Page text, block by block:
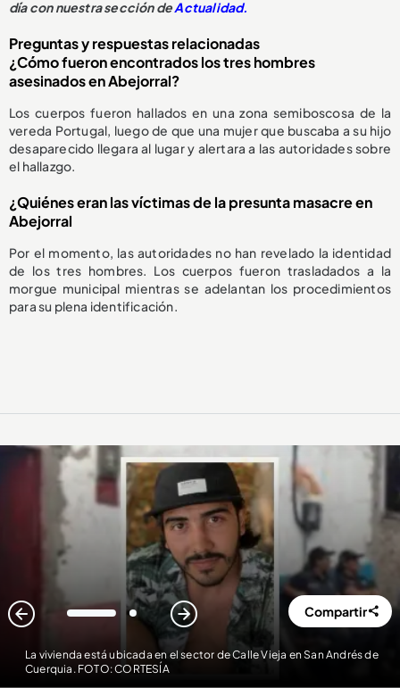
día con nuestra sección deActualidad.
Preguntas y respuestas relacionadas
¿Cómo fueron encontrados los tres hombres
asesinados en Abejorral?
Los cuerpos fueron hallados en una zona semiboscosa de la
vereda Portugal, luego de que una mujer que buscaba a su hijo
desaparecido llegara al lugar y alertara a las autoridades sobre
el hallazgo.
¿Quiénes eran las víctimas de la presunta masacre en
Abejorral
Por el momento, las autoridades no han revelado la identidad
de los tres hombres. Los cuerpos fueron trasladados a la
morgue municipal mientras se adelantan los procedimientos
para su plena identificación.
La vivienda está ubicada en el sector de Calle Vieja en San Andrés de
Cuerquia. FOTO: CORTESÍA
1 2 Compartir